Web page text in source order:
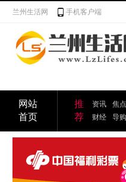
兰州生活网 手机客户端
网站
首页
推
荐
资讯
焦点
财经
导购